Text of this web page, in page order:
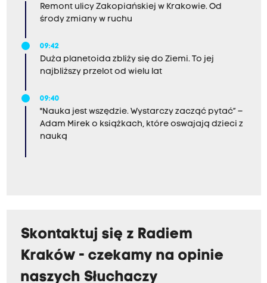
Remont ulicy Zakopiańskiej w Krakowie. Od
środy zmiany w ruchu
09:42
Duża planetoida zbliży się do Ziemi. To jej
najbliższy przelot od wielu lat
09:40
"Nauka jest wszędzie. Wystarczy zacząć pytać” –
Adam Mirek o książkach, które oswajają dzieci z
nauką
Skontaktuj się z Radiem
Kraków - czekamy na opinie
naszych Słuchaczy